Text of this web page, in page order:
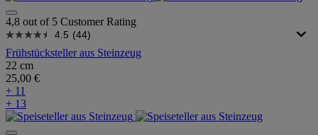
4,8 out of 5 Customer Rating
4.5 (44)
Frühstücksteller aus Steinzeug
22 cm
25,00 €
+ 11
+ 13